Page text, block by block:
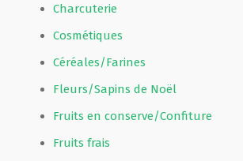
Charcuterie
Cosmétiques
Céréales/Farines
Fleurs/Sapins de Noël
Fruits en conserve/Confiture
Fruits frais